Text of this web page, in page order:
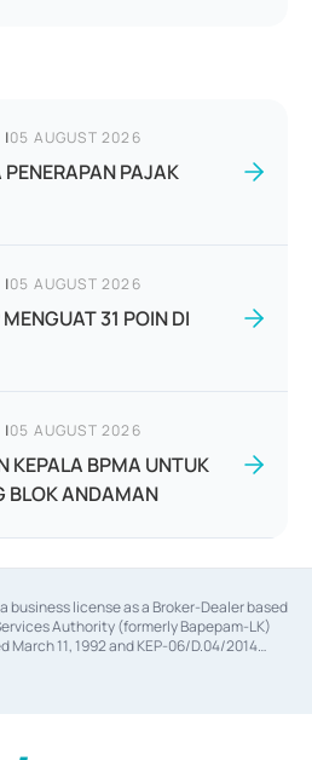
|05 AUGUST 2026
PAJAK
|05 AUGUST 2026
31 POIN DI
|05 AUGUST 2026
KEPALA BPMA UNTUK
BLOK ANDAMAN
business license as a Broker-Dealer based
Authority (formerly Bapepam-LK)
March 11, 1992 and KEP-06/D.04/2014
license as an Underwriter based on the
Number KEP-12/PM/PEE/1997